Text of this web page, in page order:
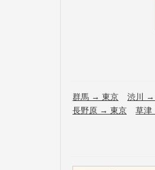
群馬 → 東京 渋川 →
長野原 → 東京 草津